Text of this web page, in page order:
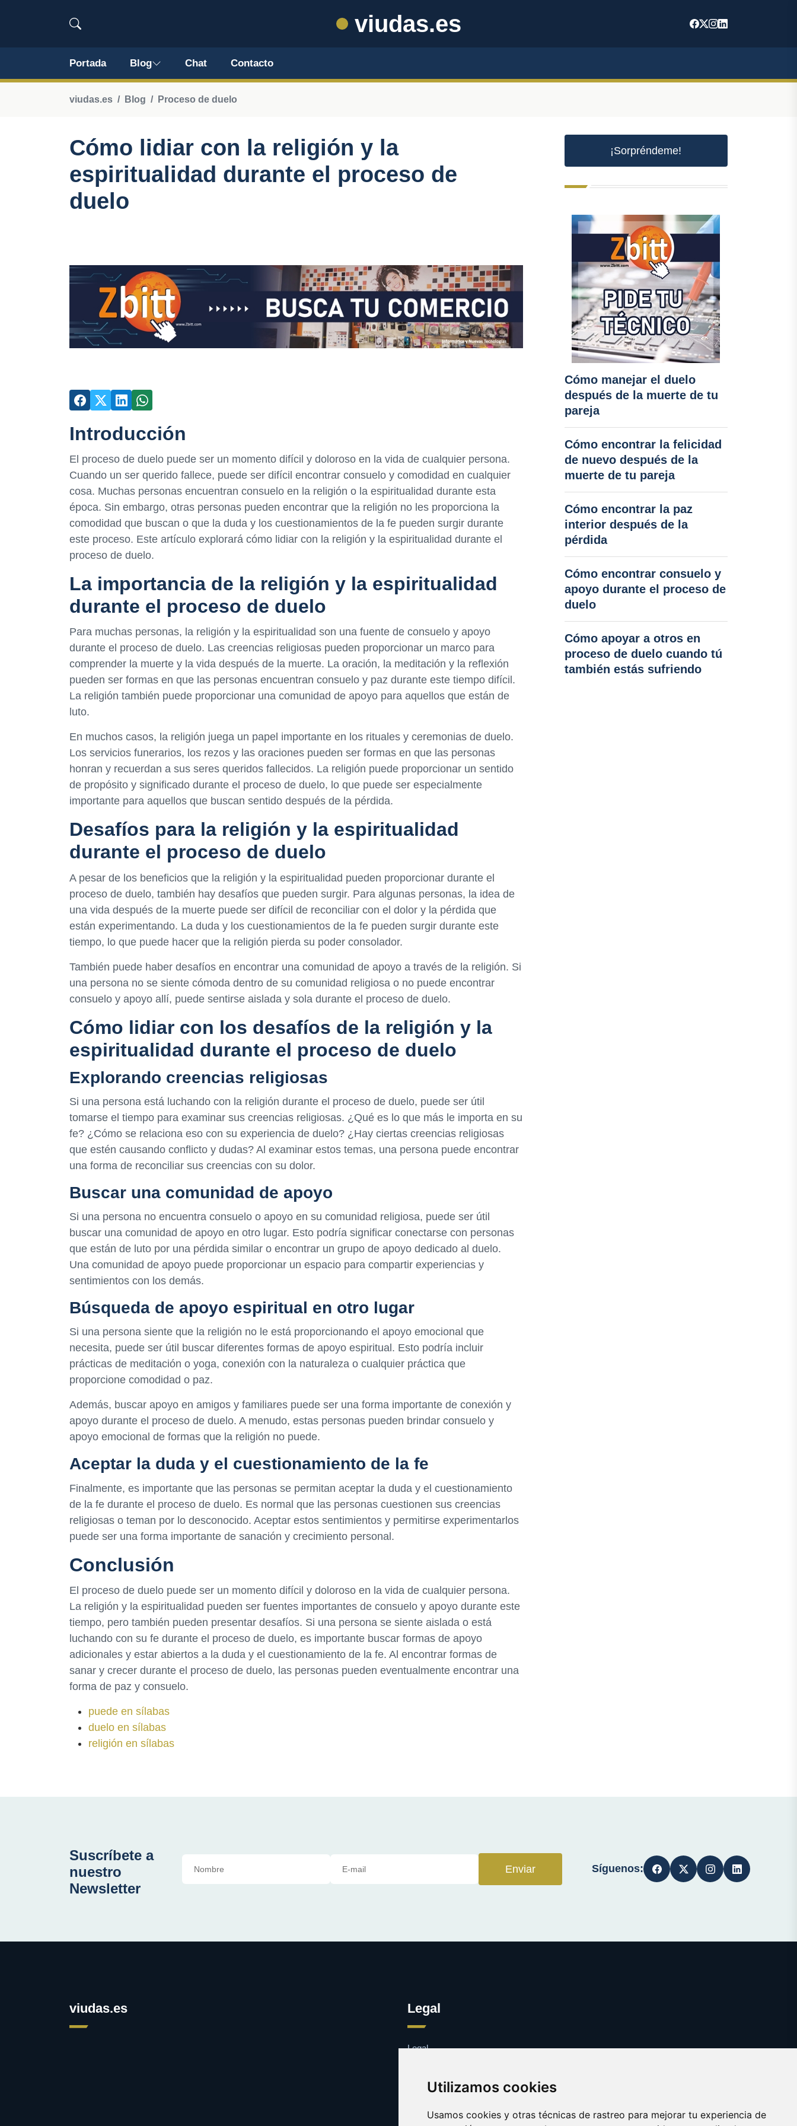
Utilizamos cookies
Usamos cookies y otras técnicas de rastreo para mejorar tu experiencia de
viudas.es
Portada Blog Chat Contacto
viudas.es Blog Proceso de duelo
Cómo lidiar con la religión y la
espiritualidad durante el proceso de
duelo
Introducción
El proceso de duelo puede ser un momento difícil y doloroso en la vida de cualquier persona.
Cuando un ser querido fallece, puede ser difícil encontrar consuelo y comodidad en cualquier
cosa. Muchas personas encuentran consuelo en la religión o la espiritualidad durante esta
época. Sin embargo, otras personas pueden encontrar que la religión no les proporciona la
comodidad que buscan o que la duda y los cuestionamientos de la fe pueden surgir durante
este proceso. Este artículo explorará cómo lidiar con la religión y la espiritualidad durante el
proceso de duelo.
La importancia de la religión y la espiritualidad
durante el proceso de duelo
Para muchas personas, la religión y la espiritualidad son una fuente de consuelo y apoyo
durante el proceso de duelo. Las creencias religiosas pueden proporcionar un marco para
comprender la muerte y la vida después de la muerte. La oración, la meditación y la reflexión
pueden ser formas en que las personas encuentran consuelo y paz durante este tiempo difícil.
La religión también puede proporcionar una comunidad de apoyo para aquellos que están de
luto.
En muchos casos, la religión juega un papel importante en los rituales y ceremonias de duelo.
Los servicios funerarios, los rezos y las oraciones pueden ser formas en que las personas
honran y recuerdan a sus seres queridos fallecidos. La religión puede proporcionar un sentido
de propósito y significado durante el proceso de duelo, lo que puede ser especialmente
importante para aquellos que buscan sentido después de la pérdida.
Desafíos para la religión y la espiritualidad
durante el proceso de duelo
A pesar de los beneficios que la religión y la espiritualidad pueden proporcionar durante el
proceso de duelo, también hay desafíos que pueden surgir. Para algunas personas, la idea de
una vida después de la muerte puede ser difícil de reconciliar con el dolor y la pérdida que
están experimentando. La duda y los cuestionamientos de la fe pueden surgir durante este
tiempo, lo que puede hacer que la religión pierda su poder consolador.
También puede haber desafíos en encontrar una comunidad de apoyo a través de la religión. Si
una persona no se siente cómoda dentro de su comunidad religiosa o no puede encontrar
consuelo y apoyo allí, puede sentirse aislada y sola durante el proceso de duelo.
Cómo lidiar con los desafíos de la religión y la
espiritualidad durante el proceso de duelo
Explorando creencias religiosas
Si una persona está luchando con la religión durante el proceso de duelo, puede ser útil
tomarse el tiempo para examinar sus creencias religiosas. ¿Qué es lo que más le importa en su
fe? ¿Cómo se relaciona eso con su experiencia de duelo? ¿Hay ciertas creencias religiosas
que estén causando conflicto y dudas? Al examinar estos temas, una persona puede encontrar
una forma de reconciliar sus creencias con su dolor.
Buscar una comunidad de apoyo
Si una persona no encuentra consuelo o apoyo en su comunidad religiosa, puede ser útil
buscar una comunidad de apoyo en otro lugar. Esto podría significar conectarse con personas
que están de luto por una pérdida similar o encontrar un grupo de apoyo dedicado al duelo.
Una comunidad de apoyo puede proporcionar un espacio para compartir experiencias y
sentimientos con los demás.
Búsqueda de apoyo espiritual en otro lugar
Si una persona siente que la religión no le está proporcionando el apoyo emocional que
necesita, puede ser útil buscar diferentes formas de apoyo espiritual. Esto podría incluir
prácticas de meditación o yoga, conexión con la naturaleza o cualquier práctica que
proporcione comodidad o paz.
Además, buscar apoyo en amigos y familiares puede ser una forma importante de conexión y
apoyo durante el proceso de duelo. A menudo, estas personas pueden brindar consuelo y
apoyo emocional de formas que la religión no puede.
Aceptar la duda y el cuestionamiento de la fe
Finalmente, es importante que las personas se permitan aceptar la duda y el cuestionamiento
de la fe durante el proceso de duelo. Es normal que las personas cuestionen sus creencias
religiosas o teman por lo desconocido. Aceptar estos sentimientos y permitirse experimentarlos
puede ser una forma importante de sanación y crecimiento personal.
Conclusión
El proceso de duelo puede ser un momento difícil y doloroso en la vida de cualquier persona.
La religión y la espiritualidad pueden ser fuentes importantes de consuelo y apoyo durante este
tiempo, pero también pueden presentar desafíos. Si una persona se siente aislada o está
luchando con su fe durante el proceso de duelo, es importante buscar formas de apoyo
adicionales y estar abiertos a la duda y el cuestionamiento de la fe. Al encontrar formas de
sanar y crecer durante el proceso de duelo, las personas pueden eventualmente encontrar una
forma de paz y consuelo.
puede en sílabas
duelo en sílabas
religión en sílabas
¡Sorpréndeme!
Cómo manejar el duelo
después de la muerte de tu
pareja
Cómo encontrar la felicidad
de nuevo después de la
muerte de tu pareja
Cómo encontrar la paz
interior después de la
pérdida
Cómo encontrar consuelo y
apoyo durante el proceso de
duelo
Cómo apoyar a otros en
proceso de duelo cuando tú
también estás sufriendo
Suscríbete a
nuestro
Newsletter
Enviar Síguenos:
viudas.es Legal
Legal
Contacto